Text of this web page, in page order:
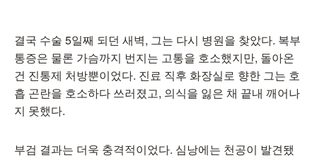
결국 수술 5일째 되던 새벽, 그는 다시 병원을 찾았다. 복부
통증은 물론 가슴까지 번지는 고통을 호소했지만, 돌아온
건 진통제 처방뿐이었다. 진료 직후 화장실로 향한 그는 호
흡 곤란을 호소하다 쓰러졌고, 의식을 잃은 채 끝내 깨어나
지 못했다.
부검 결과는 더욱 충격적이었다. 심낭에는 천공이 발견됐